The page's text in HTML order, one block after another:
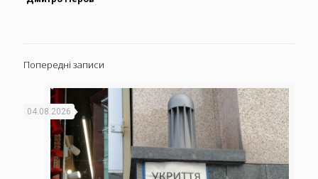
Попередні записи
04.08.2026